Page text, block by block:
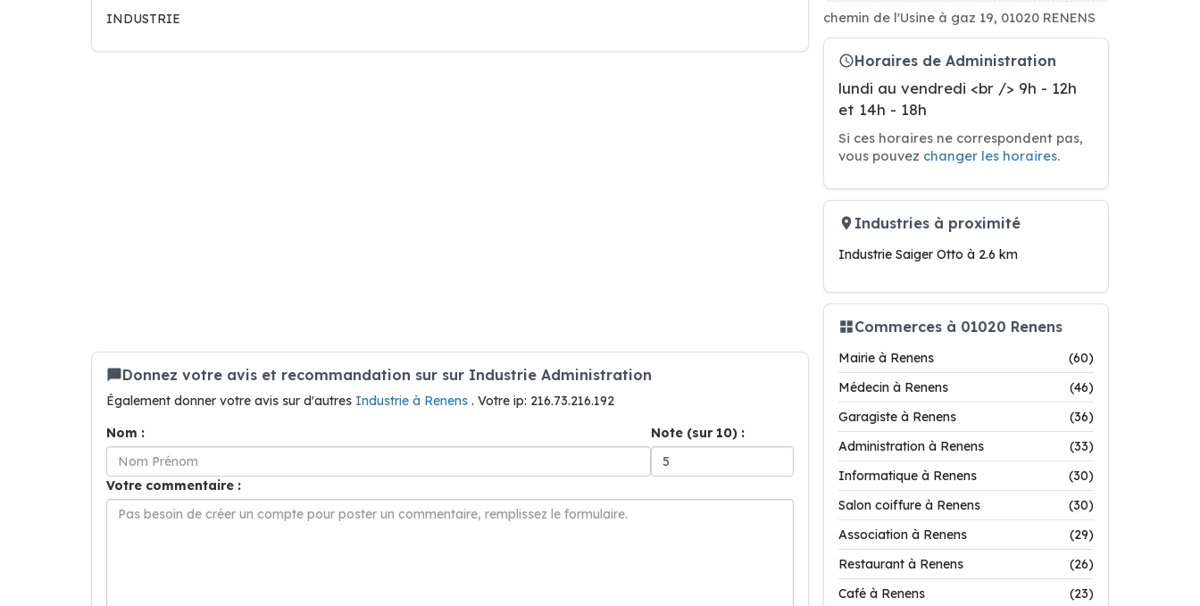
INDUSTRIE
Donnez votre avis et recommandation sur sur Industrie Administration
Également donner votre avis sur d'autres Industrie à Renens . Votre ip: 216.73.216.192
Nom :
Note (sur 10) :
Votre commentaire :
chemin de l'Usine à gaz 19, 01020 RENENS
Horaires de Administration
lundi au vendredi <br /> 9h - 12h
et 14h - 18h
Si ces horaires ne correspondent pas,
vous pouvez changer les horaires.
Industries à proximité
Industrie Saiger Otto à 2.6 km
Commerces à 01020 Renens
Mairie à Renens
(60)
Médecin à Renens
(46)
Garagiste à Renens
(36)
Administration à Renens
(33)
Informatique à Renens
(30)
Salon coiffure à Renens
(30)
Association à Renens
(29)
Restaurant à Renens
(26)
Café à Renens
(23)